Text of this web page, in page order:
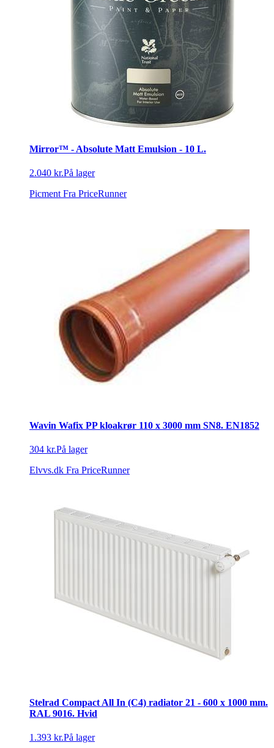
Mirror™ - Absolute Matt Emulsion - 10 L.
2.040 kr.På lager
Picment Fra PriceRunner
Wavin Wafix PP kloakrør 110 x 3000 mm SN8. EN1852
304 kr.På lager
Elvvs.dk Fra PriceRunner
Stelrad Compact All In (C4) radiator 21 - 600 x 1000 mm.
RAL 9016. Hvid
1.393 kr.På lager